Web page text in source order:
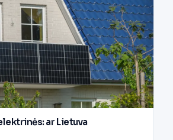
ar Lietuva